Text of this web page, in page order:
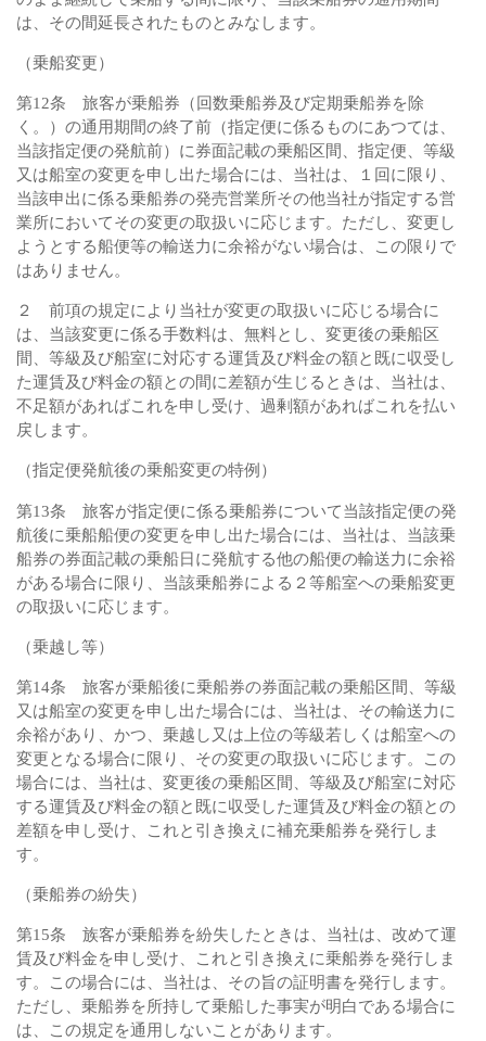
は、その間延長されたものとみなします。
（乗船変更）
第12条 旅客が乗船券（回数乗船券及び定期乗船券を除
く。）の通用期間の終了前（指定便に係るものにあつては、
当該指定便の発航前）に券面記載の乗船区間、指定便、等級
又は船室の変更を申し出た場合には、当社は、１回に限り、
当該申出に係る乗船券の発売営業所その他当社が指定する営
業所においてその変更の取扱いに応じます。ただし、変更し
ようとする船便等の輸送力に余裕がない場合は、この限りで
はありません。
２ 前項の規定により当社が変更の取扱いに応じる場合に
は、当該変更に係る手数料は、無料とし、変更後の乗船区
間、等級及び船室に対応する運賃及び料金の額と既に収受し
た運賃及び料金の額との間に差額が生じるときは、当社は、
不足額があればこれを申し受け、過剰額があればこれを払い
戻します。
（指定便発航後の乗船変更の特例）
第13条 旅客が指定便に係る乗船券について当該指定便の発
航後に乗船船便の変更を申し出た場合には、当社は、当該乗
船券の券面記載の乗船日に発航する他の船便の輸送力に余裕
がある場合に限り、当該乗船券による２等船室への乗船変更
の取扱いに応じます。
（乗越し等）
第14条 旅客が乗船後に乗船券の券面記載の乗船区間、等級
又は船室の変更を申し出た場合には、当社は、その輸送力に
余裕があり、かつ、乗越し又は上位の等級若しくは船室への
変更となる場合に限り、その変更の取扱いに応じます。この
場合には、当社は、変更後の乗船区間、等級及び船室に対応
する運賃及び料金の額と既に収受した運賃及び料金の額との
差額を申し受け、これと引き換えに補充乗船券を発行しま
す。
（乗船券の紛失）
第15条 族客が乗船券を紛失したときは、当社は、改めて運
賃及び料金を申し受け、これと引き換えに乗船券を発行しま
す。この場合には、当社は、その旨の証明書を発行します。
ただし、乗船券を所持して乗船した事実が明白である場合に
は、この規定を通用しないことがあります。